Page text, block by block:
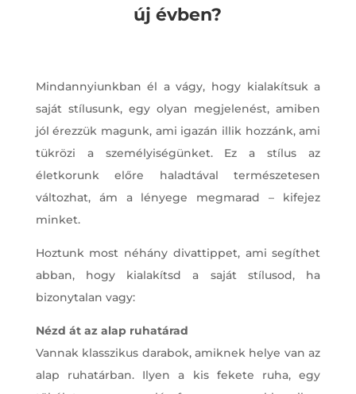
új évben?
Mindannyiunkban él a vágy, hogy kialakítsuk a
saját stílusunk, egy olyan megjelenést, amiben
jól érezzük magunk, ami igazán illik hozzánk, ami
tükrözi a személyiségünket. Ez a stílus az
életkorunk előre haladtával természetesen
változhat, ám a lényege megmarad – kifejez
minket.
Hoztunk most néhány divattippet, ami segíthet
abban, hogy kialakítsd a saját stílusod, ha
bizonytalan vagy:
Nézd át az alap ruhatárad
Vannak klasszikus darabok, amiknek helye van az
alap ruhatárban. Ilyen a kis fekete ruha, egy